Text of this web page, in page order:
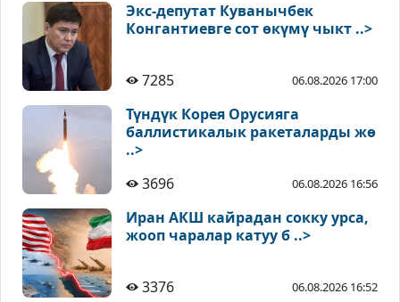
Экс-депутат Куванычбек
Конгантиевге сот өкүмү чыкт ..>
7285 06.08.2026 17:00
Түндүк Корея Орусияга
баллистикалык ракеталарды жө
..>
3696
06.08.2026 16:56
Иран АКШ кайрадан сокку урса,
жооп чаралар катуу б ..>
3376 06.08.2026 16:52